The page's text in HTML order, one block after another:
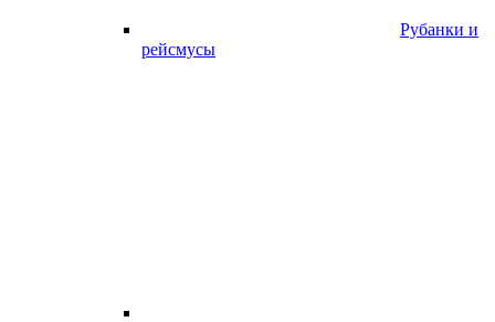
Рубанки и
рейсмусы